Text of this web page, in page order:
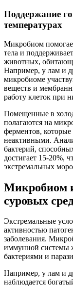
Поддержание
температурах
Микробиом
тела и
животных,
Например, у лам и
микробиоме
веществ и
работу клеток при
Помещенные в
полагаются на
ферментов,
неактивными.
бактерий,
достигает 15-20%,
экстремальных
Микробиом
суровых
Экстремальные
активностью
заболевания.
иммунной системы
бактериями и
Например, у лам и
наблюдается